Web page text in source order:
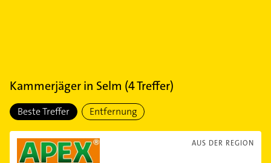
Kammerjägerin Selm (4Treffer)
Beste Treffer Entfernung
AUS DER REGION